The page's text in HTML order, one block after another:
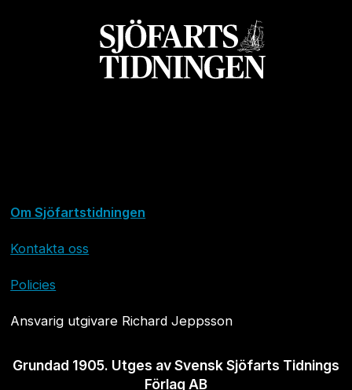
Om Sjöfartstidningen
Kontakta oss
Policies
Ansvarig utgivare Richard Jeppsson
Grundad 1905. Utges av Svensk Sjöfarts Tidnings
Förlag AB